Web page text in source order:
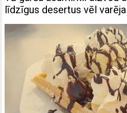
līdzīgus desertus vēl